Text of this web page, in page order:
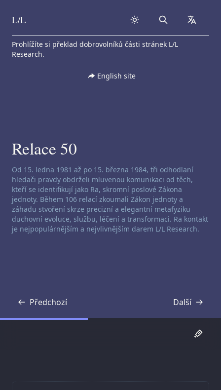
Skip to content
L/L Search
Prohlížíte si překlad dobrovolníků části stránek L/L
Research.
English site
Relace 50
Zřeknutí se odpovědnosti za channeling:
Od 15. ledna 1981 až po 15. března 1984, tři odhodlaní
hledači pravdy obdrželi mluvenou komunikaci od těch,
kteří se identifikují jako Ra, skromní poslové Zákona
jednoty. Během 106 relací zkoumali Zákon jednoty a
záhadu stvoření skrze precizní a elegantní metafyziku
duchovní evoluce, službu, léčení a transformaci. Ra kontakt
je nejpopulárnějším a nejvlivnějším darem L/L Research.
Předchozí
Přepis Další
Přepis